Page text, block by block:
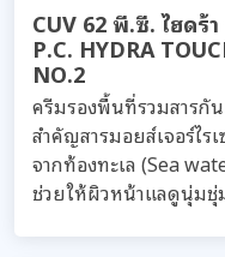
CUV 62 พี.ซี. ไฮดร้
P.C. HYDRA
NO.2
ครีมรองพื้นที่รวมสารกั
สำคัญสารมอยส์เจอร์ไ
จากท้องทะเล (Sea
ช่วยให้ผิวหน้าแลดูนุ่มชุ่